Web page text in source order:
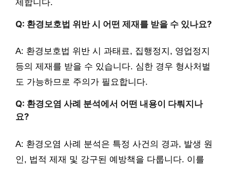
제합니다.
Q: 환경보호법 위반 시 어떤 제재를 받을 수 있나요?
A: 환경보호법 위반 시 과태료, 집행정지, 영업정지
등의 제재를 받을 수 있습니다. 심한 경우 형사처벌
도 가능하므로 주의가 필요합니다.
Q: 환경오염 사례 분석에서 어떤 내용이 다뤄지나
요?
A: 환경오염 사례 분석은 특정 사건의 경과, 발생 원
인, 법적 제재 및 강구된 예방책을 다룹니다. 이를